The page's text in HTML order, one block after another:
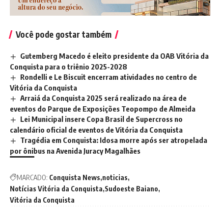
Você pode gostar também
Gutemberg Macedo é eleito presidente da OAB Vitória da
Conquista para o triênio 2025-2028
Rondelli e Le Biscuit encerram atividades no centro de
Vitória da Conquista
Arraiá da Conquista 2025 será realizado na área de
eventos do Parque de Exposições Teopompo de Almeida
Lei Municipal insere Copa Brasil de Supercross no
calendário oficial de eventos de Vitória da Conquista
Tragédia em Conquista: Idosa morre após ser atropelada
por ônibus na Avenida Juracy Magalhães
MARCADO: Conquista News noticias
Notícias Vitória da Conquista Sudoeste Baiano
Vitória da Conquista